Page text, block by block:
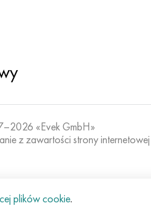
«Evek GmbH»
z zawartości strony
plików cookie.